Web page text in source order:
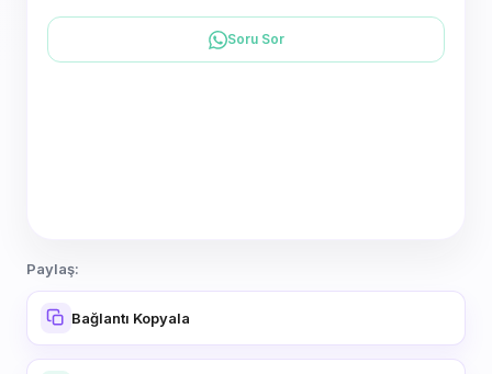
Soru Sor
Paylaş:
Bağlantı Kopyala